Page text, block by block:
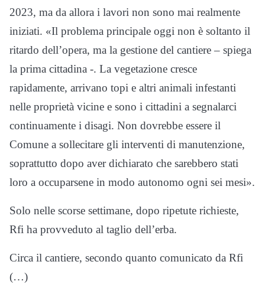
2023, ma da allora i lavori non sono mai realmente
iniziati. «Il problema principale oggi non è soltanto il
ritardo dell’opera, ma la gestione del cantiere – spiega
la prima cittadina -. La vegetazione cresce
rapidamente, arrivano topi e altri animali infestanti
nelle proprietà vicine e sono i cittadini a segnalarci
continuamente i disagi. Non dovrebbe essere il
Comune a sollecitare gli interventi di manutenzione,
soprattutto dopo aver dichiarato che sarebbero stati
loro a occuparsene in modo autonomo ogni sei mesi».
Solo nelle scorse settimane, dopo ripetute richieste,
Rfi ha provveduto al taglio dell’erba.
Circa il cantiere, secondo quanto comunicato da Rfi
(…)